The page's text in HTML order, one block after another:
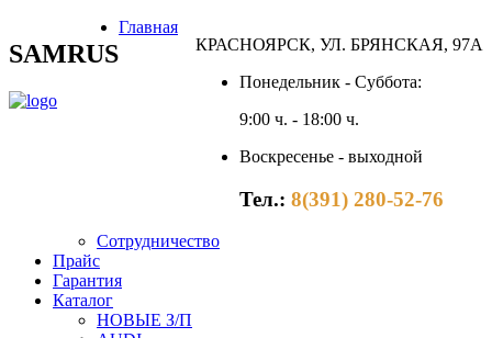
SAMRUS
КРАСНОЯРСК, УЛ. БРЯНСКАЯ, 97А
Понедельник - Суббота:
9:00 ч. - 18:00 ч.
Воскресенье - выходной
Тел.: 8(391) 280-52-76
Главная
Сотрудничество
Прайс
Гарантия
Каталог
НОВЫЕ З/П